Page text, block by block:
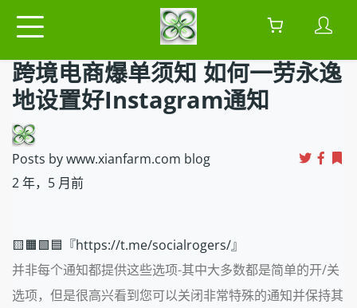
跨境电商爆单须知 如何一劳永逸
地设置好Instagram通知
Posts by www.xianfarm.com blog
2 年，5 月前
🟨🟧🟩🟦『https://t.me/socialrogers/』
并非每个通知都提供这些选项-其中大多数都是简单的开/关
选项，但是很高兴看到您可以关闭非常特殊的通知并保持其